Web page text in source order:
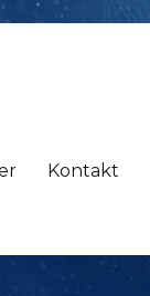
Kontakt